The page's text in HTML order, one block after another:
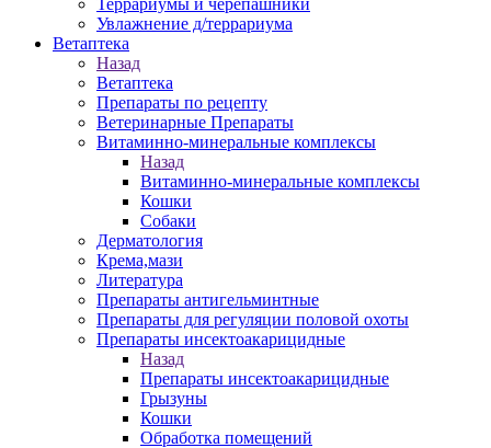
Террариумы и черепашники
Увлажнение д/террариума
Ветаптека
Назад
Ветаптека
Препараты по рецепту
Ветеринарные Препараты
Витаминно-минеральные комплексы
Назад
Витаминно-минеральные комплексы
Кошки
Собаки
Дерматология
Крема,мази
Литература
Препараты антигельминтные
Препараты для регуляции половой охоты
Препараты инсектоакарицидные
Назад
Препараты инсектоакарицидные
Грызуны
Кошки
Обработка помещений